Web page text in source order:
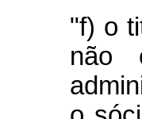
"f) o
não